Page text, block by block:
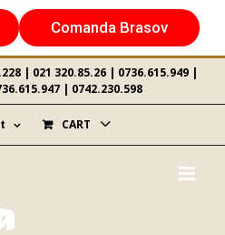
Comanda Brasov
| 021 320.85.26| 0736.615.949|
| 0742.230.598
CART